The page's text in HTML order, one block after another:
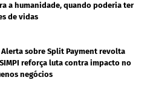
a humanidade, quando poderia ter
de vidas
Alerta sobre Split Payment revolta
reforça luta contra impacto no
negócios